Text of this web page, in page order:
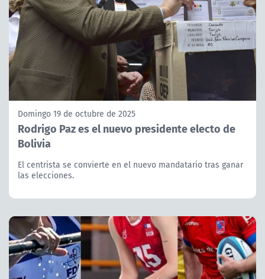
Domingo 19 de octubre de 2025
Rodrigo Paz es el nuevo presidente electo de
Bolivia
El centrista se convierte en el nuevo mandatario tras ganar
las elecciones.